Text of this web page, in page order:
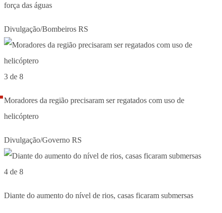
força das águas
Divulgação/Bombeiros RS
3 de 8
Moradores da região precisaram ser regatados com uso de
helicóptero
Divulgação/Governo RS
4 de 8
Diante do aumento do nível de rios, casas ficaram submersas